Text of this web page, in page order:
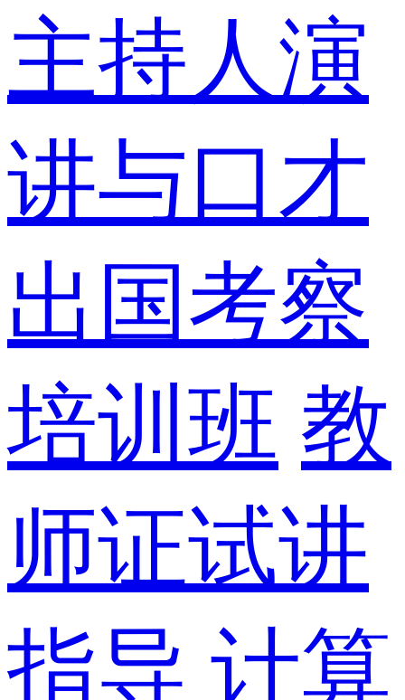
主持人演
讲与口才
出国考察
培训班 教
师证试讲
指导 计算